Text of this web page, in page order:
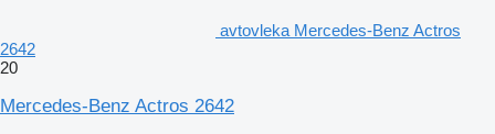
avtovleka Mercedes-Benz Actros
2642
20
Mercedes-Benz Actros 2642